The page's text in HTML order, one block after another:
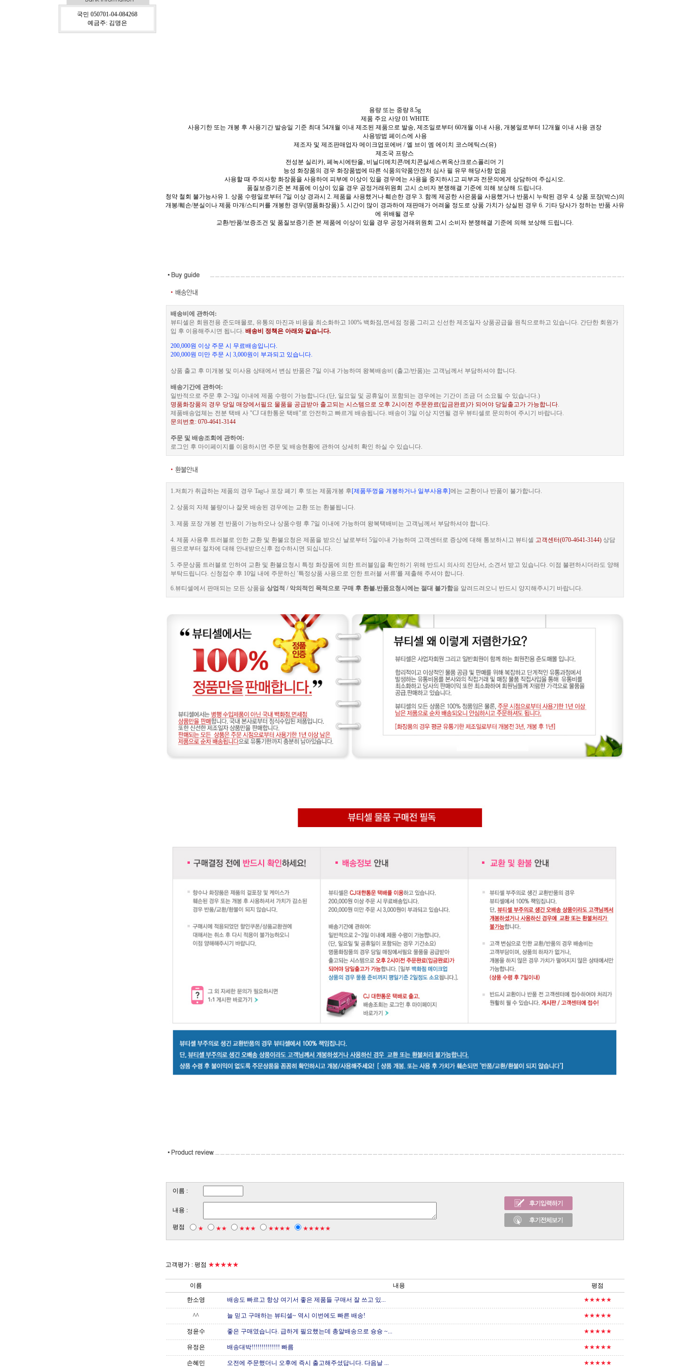
국민 050701-04-084268
예금주: 김명은
용량 또는 중량 8.5g
제품 주요 사양 01 WHITE
사용기한 또는 개봉 후 사용기간 발송일 기준 최대 54개월 이내 제조된 제품으로 발송, 제조일로부터 60개월 이내 사용, 개봉일로부터 12개월 이내 사용 권장
사용방법 페이스에 사용
제조자 및 제조판매업자 메이크업포에버 / 엘 브이 엠 에이치 코스메틱스(유)
제조국 프랑스
전성분 실리카, 페녹시에탄올, 비닐디메치콘/메치콘실세스퀴옥산크로스폴리머 기
능성 화장품의 경우 화장품법에 따른 식품의약품안전처 심사 필 유무 해당사항 없음
사용할 때 주의사항 화장품을 사용하여 피부에 이상이 있을 경우에는 사용을 중지하시고 피부과 전문의에게 상담하여 주십시오.
품질보증기준 본 제품에 이상이 있을 경우 공정거래위원회 고시 소비자 분쟁해결 기준에 의해 보상해 드립니다.
청약 철회 불가능사유 1. 상품 수령일로부터 7일 이상 경과시 2. 제품을 사용했거나 훼손한 경우 3. 함께 제공한 사은품을 사용했거나 반품시 누락된 경우 4. 상품 포장(박스)의
개봉/훼손/분실이나 제품 마개/스티커를 개봉한 경우(명품화장품) 5. 시간이 많이 경과하여 재판매가 어려울 정도로 상품 가치가 상실된 경우 6. 기타 당사가 정하는 반품 사유
에 위배될 경우
교환/반품/보증조건 및 품질보증기준 본 제품에 이상이 있을 경우 공정거래위원회 고시 소비자 분쟁해결 기준에 의해 보상해 드립니다.
배송비에 관하여:
뷰티셀은 회원전용 준도매몰로, 유통의 마진과 비용을 최소화하고 100% 백화점,면세점 정품 그리고 신선한 제조일자 상품공급을 원칙으로하고 있습니다. 간단한 회원가
입 후 이용해주시면 됩니다. 배송비 정책은 아래와 같습니다.
200,000원 이상 주문 시 무료배송입니다.
200,000원 미만 주문 시 3,000원이 부과되고 있습니다.
상품 출고 후 미개봉 및 미사용 상태에서 변심 반품은 7일 이내 가능하며 왕복배송비 (출고/반품)는 고객님께서 부담하셔야 합니다.
배송기간에 관하여:
일반적으로 주문 후 2~3일 이내에 제품 수령이 가능합니다.(단, 일요일 및 공휴일이 포함되는 경우에는 기간이 조금 더 소요될 수 있습니다.)
명품화장품의 경우 당일 매장에서필요 물품을 공급받아 출고되는 시스템으로 오후 2시이전 주문완료(입금완료)가 되어야 당일출고가 가능합니다.
제품배송업체는 전분 택배 사 "CJ 대한통운 택배"로 안전하고 빠르게 배송됩니다. 배송이 3일 이상 지연될 경우 뷰티셀로 문의하여 주시기 바랍니다.
문의번호: 070-4641-3144
주문 및 배송조회에 관하여:
로그인 후 마이페이지를 이용하시면 주문 및 배송현황에 관하여 상세히 확인 하실 수 있습니다.
1.저희가 취급하는 제품의 경우 Tag나 포장 폐기 후 또는 제품개봉 후[제품뚜껑을 개봉하거나 일부사용후]에는 교환이나 반품이 불가합니다.
2. 상품의 자체 불량이나 잘못 배송된 경우에는 교환 또는 환불됩니다.
3. 제품 포장 개봉 전 반품이 가능하오나 상품수령 후 7일 이내에 가능하며 왕복택배비는 고객님께서 부담하셔야 합니다.
4. 제품 사용후 트러블로 인한 교환 및 환불요청은 제품을 받으신 날로부터 5일이내 가능하며 고객센터로 증상에 대해 통보하시고 뷰티셀 고객센터(070-4641-3144)상담
원으로부터 절차에 대해 안내받으신후 접수하시면 되십니다.
5. 주문상품 트러블로 인하여 교환 및 환불요청시 특정 화장품에 의한 트러블임을 확인하기 위해 반드시 의사의 진단서, 소견서 받고 있습니다. 이점 불편하시더라도 양해
부탁드립니다. 신청접수 후 10일 내에 주문하신 '특정상품 사용으로 인한 트러블 서류'를 제출해 주셔야 합니다.
6.뷰티셀에서 판매되는 모든 상품을 상업적 / 악의적인 목적으로 구매 후 환불.반품요청시에는 절대 불가함을 알려드려오니 반드시 양지해주시기 바랍니다.
이름 :
내용 :
평점 ★ ★★ ★★★ ★★★★ ★★★★★
고객평가 : 평점 ★★★★★
이름 내용
평점
한소영
배송도 빠르고 항상 여기서 좋은 제품들 구매서 잘 쓰고 있... ★★★★★
^^ 늘 믿고 구매하는 뷰티셀~ 역시 이번에도 빠른 배송! ★★★★★
정윤수 좋은 구매였습니다. 급하게 필요했는데 총알배송으로 슝슝 ~... ★★★★★
유정은 배송대박!!!!!!!!!!!!!! 빠름 ★★★★★
손혜민 오전에 주문했더니 오후에 즉시 출고해주셨답니다. 다음날 ... ★★★★★